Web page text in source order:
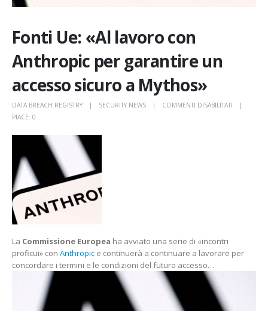
Fonti Ue: «Al lavoro con
Anthropic per garantire un
accesso sicuro a Mythos»
DATA BREACH REGISTRY SECURITY NEWS COMMENTI DISABILITATI
MYTHOS»
PIACE: 0
La Commissione Europea ha avviato una serie di «incontri
proficui» con Anthropic e continuerà a continuare a lavorare per
concordare i termini e le condizioni del futuro accesso…